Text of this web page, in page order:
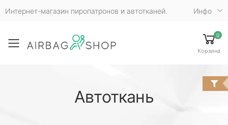
Интернет-магазин пиропатронов и автотканей. Инфо
Toggle mobile menu
0
Корзина
Автоткань